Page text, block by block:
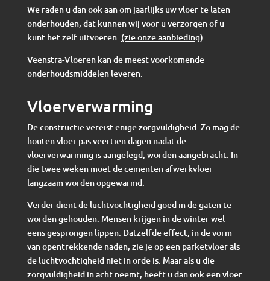
We raden u dan ook aan om jaarlijks uw vloer te laten
onderhouden, dat kunnen wij voor u verzorgen of u
kunt het zelf uitvoeren. (zie onze aanbieding)
Veenstra-Vloeren kan de meest voorkomende
onderhoudsmiddelen leveren.
Vloerverwarming
De constructie vereist enige zorgvuldigheid. Zo mag de
houten vloer pas veertien dagen nadat de
vloerverwarming is aangelegd, worden aangebracht. In
die twee weken moet de cementen afwerkvloer
langzaam worden opgewarmd.
Verder dient de luchtvochtigheid goed in de gaten te
worden gehouden. Mensen krijgen in de winter wel
eens gesprongen lippen. Datzelfde effect, in de vorm
van opentrekkende naden, zie je op een parketvloer als
de luchtvochtigheid niet in orde is. Maar als u die
zorgvuldigheid in acht neemt, heeft u dan ook een vloer